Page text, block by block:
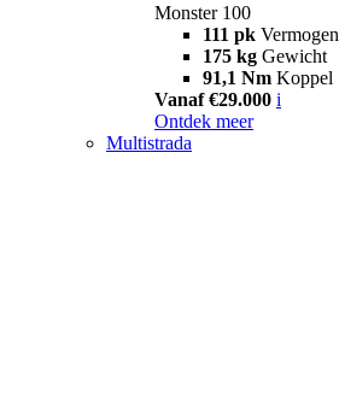
Monster 100
111 pk Vermogen
175 kg Gewicht
91,1 Nm Koppel
Vanaf €29.000 i
Ontdek meer
Multistrada